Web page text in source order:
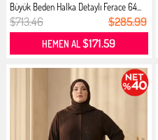
Büyük Beden Halka Detaylı Ferace 64...
$713.46 $285.99
HEMEN AL$171.59